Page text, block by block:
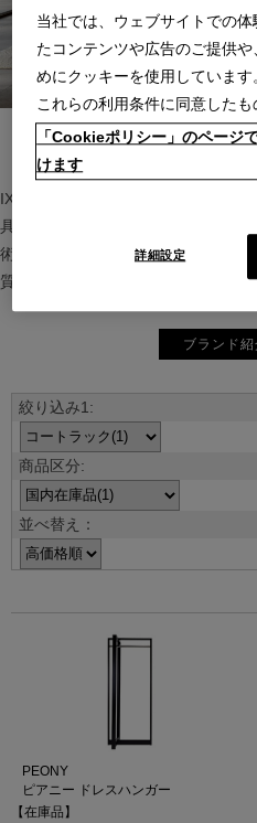
IXC（イクスシー）は、”Emotional
具ブランド。ヨーロッパの家具文化
術を活かした持続可能で洗練された
質な暮らしを届けます。
ブランド
並べ替え：
PEONY
ピアニー ドレスハンガー
【在庫品】
当社では、ウェブサイトでの
たコンテンツや広告のご提供
めにクッキーを使用していま
これらの利用条件に同意したも
「Cookieポリシー」のページ
けます
詳細設定